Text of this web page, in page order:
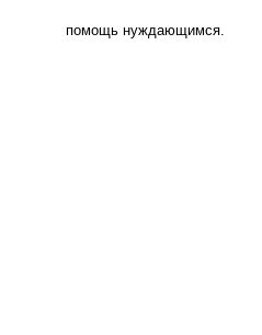
помощь нуждающимся.